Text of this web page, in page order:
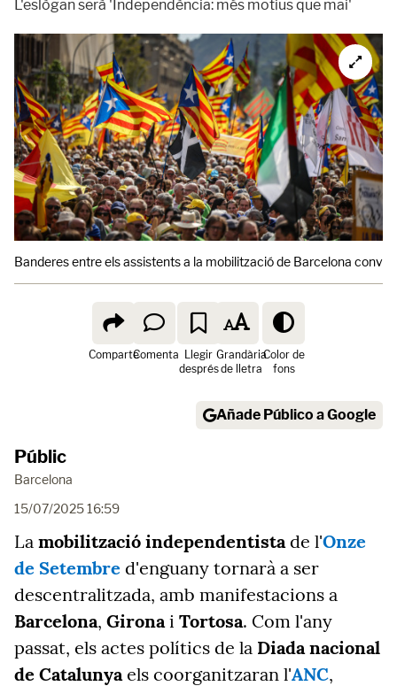
L'eslògan serà 'Independència: més motius que mai'
Banderes entre els assistents a la mobilització de Barcelona
ComparteComenta Llegir
després
Grandària
de lletra
Color de
fons
Añade Público a Google
Públic
Barcelona
15/07/2025 16:59
La mobilització independentistade l'Onze
de Setembre d'enguany tornarà a ser
descentralitzada, amb manifestacions a
Barcelona, Gironai Tortosa. Com l'any
passat, els actes polítics de la Diada nacional
de Catalunyaels coorganitzaran l'ANC,